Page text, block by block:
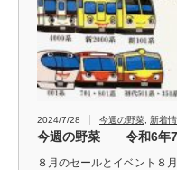
2024/7/28 今週の野菜 新着
今週の野菜 令和6年7
８月のセールとイベント８